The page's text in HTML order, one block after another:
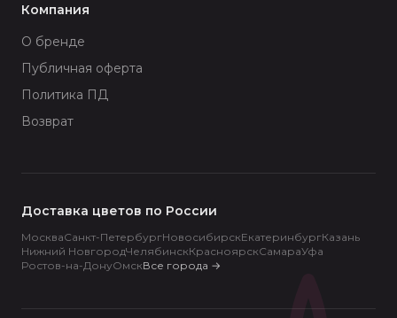
Компания
О бренде
Публичная оферта
Политика ПД
Возврат
Доставка цветов по России
МоскваСанкт-ПетербургНовосибирскЕкатеринбургКазань
Нижний НовгородЧелябинскКрасноярскСамараУфа
Ростов-на-ДонуОмскВсе города →